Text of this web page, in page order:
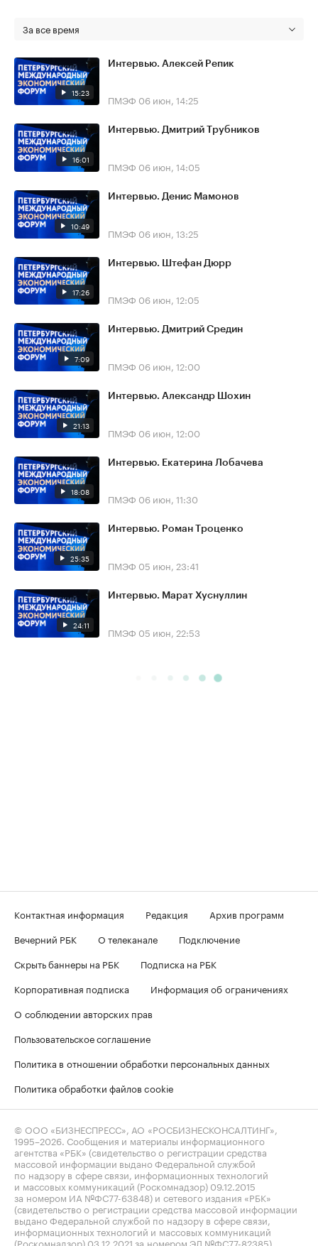
За все время
15:23
Интервью. Алексей Репик
ПМЭФ 06 июн, 14:25
16:01
Интервью. Дмитрий Трубников
ПМЭФ 06 июн, 14:05
10:49
Интервью. Денис Мамонов
ПМЭФ 06 июн, 13:25
17:26
Интервью. Штефан Дюрр
ПМЭФ 06 июн, 12:05
7:09
Интервью. Дмитрий Средин
ПМЭФ 06 июн, 12:00
21:13
Интервью. Александр Шохин
ПМЭФ 06 июн, 12:00
18:08
Интервью. Екатерина Лобачева
ПМЭФ 06 июн, 11:30
25:35
Интервью. Роман Троценко
ПМЭФ 05 июн, 23:41
24:11
Интервью. Марат Хуснуллин
ПМЭФ 05 июн, 22:53
Контактная информация Редакция
Архив программ
Вечерний РБК
О телеканале
Подключение
Скрыть баннеры на РБК
Подписка на РБК
Корпоративная подписка
Информация об ограничениях
О соблюдении авторских прав
Пользовательское соглашение
Политика в отношении обработки персональных данных
Политика обработки файлов cookie
© ООО «БИЗНЕСПРЕСС», АО «РОСБИЗНЕСКОНСАЛТИНГ»,
1995–2026 . Сообщения и материалы информационного
агентства «РБК» (свидетельство о регистрации средства
массовой информации выдано Федеральной службой
по надзору в сфере связи, информационных технологий
и массовых коммуникаций (Роскомнадзор) 09.12.2015
за номером ИА №ФС77-63848) и сетевого издания «РБК»
(свидетельство о регистрации средства массовой информации
выдано Федеральной службой по надзору в сфере связи,
информационных технологий и массовых коммуникаций
(Роскомнадзор) 03.12.2021 за номером ЭЛ №ФС77-82385)